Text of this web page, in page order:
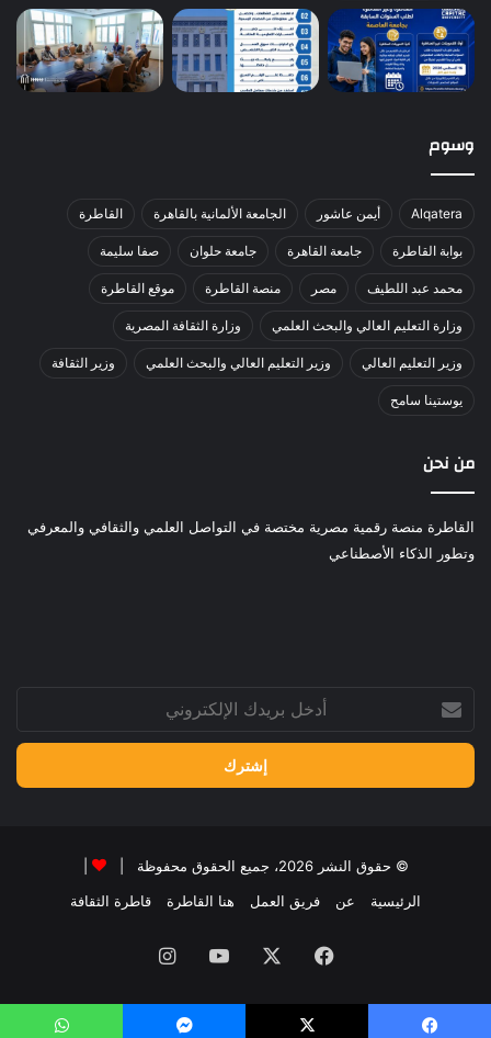
وسوم
Alqatera أيمن عاشور الجامعة الألمانية بالقاهرة القاطرة
بوابة القاطرة جامعة القاهرة جامعة حلوان صفا سليمة
محمد عبد اللطيف مصر منصة القاطرة موقع القاطرة
وزارة التعليم العالي والبحث العلمي وزارة الثقافة المصرية
وزير التعليم العالي وزير التعليم العالي والبحث العلمي وزير الثقافة
يوستينا سامح
من نحن
القاطرة منصة رقمية مصرية مختصة في التواصل العلمي والثقافي والمعرفي
وتطور الذكاء الأصطناعي
بريدك
الإلكتروني
© حقوق النشر 2026، جميع الحقوق محفوظة |
الرئيسية
عن فريق العمل هنا القاطرة قاطرة الثقافة
فيسبوك ‫YouTubeانستقرام